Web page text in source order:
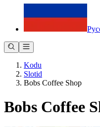
Kodu
Slotid
Bobs Coffee Shop
Bobs Coffee